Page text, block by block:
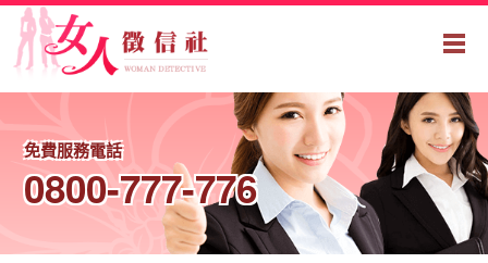
免費服務電話
0800-777-776